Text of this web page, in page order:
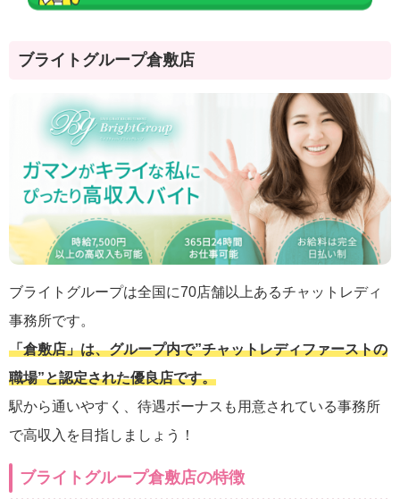
ブライトグループ倉敷店
ブライトグループは全国に70店舗以上あるチャットレディ
事務所です。
「倉敷店」は、グループ内で”チャットレディファーストの
職場”と認定された優良店です。
駅から通いやすく、待遇ボーナスも用意されている事務所
で高収入を目指しましょう！
ブライトグループ倉敷店の特徴